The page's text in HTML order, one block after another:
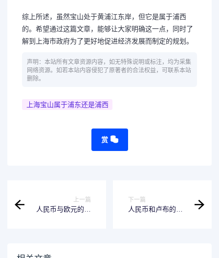
综上所述，虽然宝山处于黄浦江东岸，但它是属于浦西
的。希望通过这篇文章，能够让大家明确这一点，同时了
解到上海市政府为了更好地促进经济发展而制定的规划。
声明：本站所有文章资源内容，如无特殊说明或标注，均为采集
网络资源。如若本站内容侵犯了原著者的合法权益，可联系本站
删除。
上海宝山属于浦东还是浦西
赏
上一篇
人民币与欧元的汇
下一篇
人民币和卢布的区